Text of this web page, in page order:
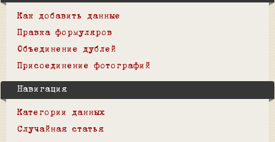
Как добавить данные
Правка формуляров
Объединение дублей
Присоединение фотографий
Навигация
Категории данных
Случайная статья